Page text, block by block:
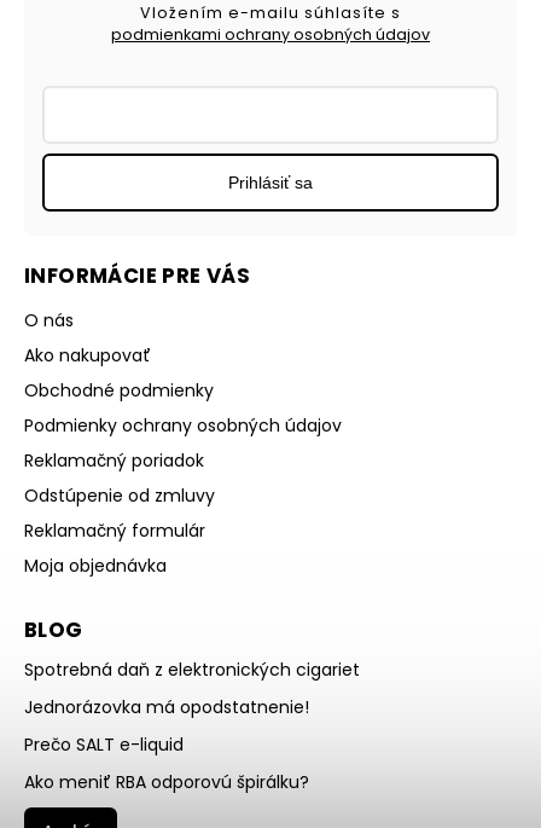
INFORMÁCIE PRE VÁS
O nás
Ako nakupovať
Obchodné podmienky
Podmienky ochrany osobných údajov
Reklamačný poriadok
Odstúpenie od zmluvy
Reklamačný formulár
Moja objednávka
BLOG
Spotrebná daň z elektronických cigariet
Jednorázovka má opodstatnenie!
Prečo SALT e-liquid
Ako meniť RBA odporovú špirálku?
Vložením e-mailu súhlasíte s
podmienkami ochrany osobných údajov
Prihlásiť sa